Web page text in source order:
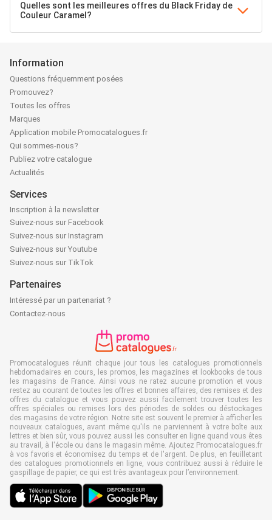
Quelles sont les meilleures offres du Black Friday de
Couleur Caramel?
Information
Questions fréquemment posées
Promouvez?
Toutes les offres
Marques
Application mobile Promocatalogues.fr
Qui sommes-nous?
Publiez votre catalogue
Actualités
Services
Inscription à la newsletter
Suivez-nous sur Facebook
Suivez-nous sur Instagram
Suivez-nous sur Youtube
Suivez-nous sur TikTok
Partenaires
Intéressé par un partenariat ?
Contactez-nous
Promocatalogues réunit chaque jour tous les catalogues promotionnels
hebdomadaires en cours, les promos, les magazines et lookbooks de tous
les magasins de France. Ainsi vous ne ratez aucune promotion et vous
restez au courant de toutes les offres et bonnes affaires, des remises et des
offres du catalogue et vous pouvez aussi facilement trouver toutes les
offres spéciales ou remises lors des périodes de soldes ou déstockages
des magasins de votre région. Notre site est souvent le premier à afficher les
nouveaux catalogues, avant même qu'ils ne parviennent à votre boîte aux
lettres et bien sûr, vous pouvez aussi les consulter en ligne quand vous êtes
au travail, à l'école ou dans le magasin même. Ajoutez Promocatalogues.fr
à vos favoris et économisez du temps et de l'argent. De plus, en feuilletant
des catalogues promotionnels en ligne, vous contribuez aussi à réduire le
gaspillage de papier, ce qui est très avantageux pour l’environnement.